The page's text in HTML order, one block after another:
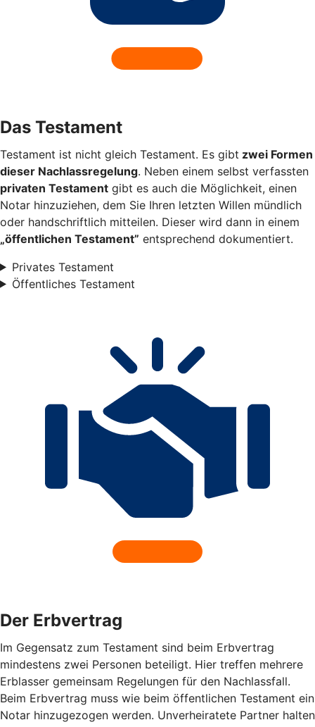
Das Testament
Testament ist nicht gleich Testament. Es gibt zwei Formen
dieser Nachlassregelung. Neben einem selbst verfassten
privaten Testament gibt es auch die Möglichkeit, einen
Notar hinzuziehen, dem Sie Ihren letzten Willen mündlich
oder handschriftlich mitteilen. Dieser wird dann in einem
„öffentlichen Testament” entsprechend dokumentiert.
Privates Testament
Öffentliches Testament
Der Erbvertrag
Im Gegensatz zum Testament sind beim Erbvertrag
mindestens zwei Personen beteiligt. Hier treffen mehrere
Erblasser gemeinsam Regelungen für den Nachlassfall.
Beim Erbvertrag muss wie beim öffentlichen Testament ein
Notar hinzugezogen werden. Unverheiratete Partner halten